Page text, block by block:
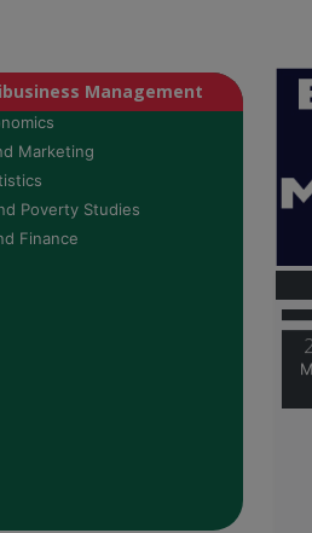
Management
Marketing
Poverty Studies
Finance